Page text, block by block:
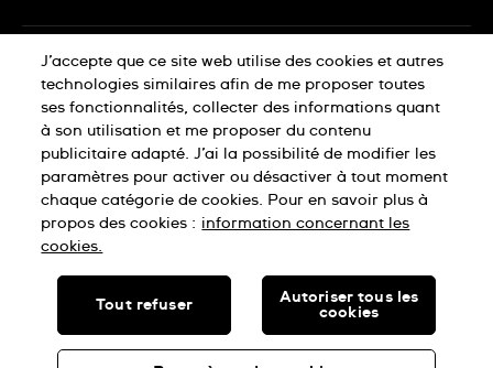
Déclaration de confidentialité
Déclaration concernant les cookies
Conditions d'utilisation
SWISS MADE
© SWATCH LTD, 2026 TOUS DROITS RÉSERVÉS : MONTRES
J’accepte que ce site web utilise des cookies et autres
technologies similaires afin de me proposer toutes
ses fonctionnalités, collecter des informations quant
à son utilisation et me proposer du contenu
publicitaire adapté. J’ai la possibilité de modifier les
paramètres pour activer ou désactiver à tout moment
chaque catégorie de cookies. Pour en savoir plus à
propos des cookies : information concernant les
cookies.
Tout refuser
Autoriser tous les
cookies